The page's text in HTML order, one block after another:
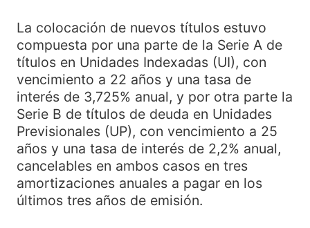
La colocación de nuevos títulos estuvo
compuesta por una parte de la Serie A de
títulos en Unidades Indexadas (UI), con
vencimiento a 22 años y una tasa de
interés de 3,725% anual, y por otra parte la
Serie B de títulos de deuda en Unidades
Previsionales (UP), con vencimiento a 25
años y una tasa de interés de 2,2% anual,
cancelables en ambos casos en tres
amortizaciones anuales a pagar en los
últimos tres años de emisión.